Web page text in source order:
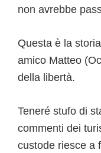
non avrebbe
Questa è la
amico Matteo
della libertà.
Teneré stufo di
commenti dei
custode riesce a